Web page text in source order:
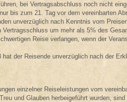
bei Vertragsabschluss noch nicht
bis zum 21. Tag vor dem vereinbarten
unverzüglich nach Kenntnis vom
Vertragsschluss um mehr als 5% des
Reise verlangen, wenn der
der Reisende unverzüglich nach der
einzelner Reiseleistungen vom
und Glauben herbeigeführt wurden,